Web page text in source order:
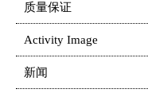
质量保证
Activity Image
新闻